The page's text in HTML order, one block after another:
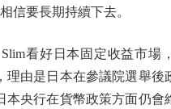
信要長期持續下去。
看好日本固定收益市場
理由是日本在參議院選舉後
本央行在貨幣政策方面仍會